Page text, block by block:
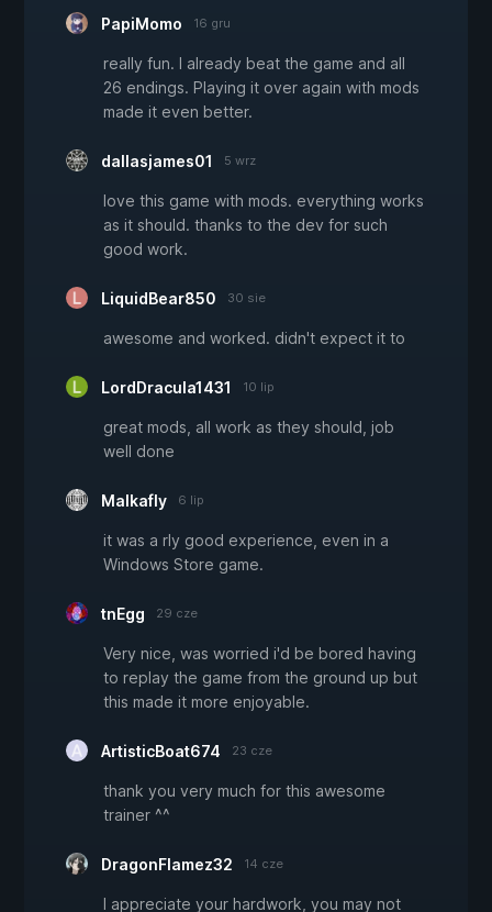
PapiMomo 16 gru
really fun. I already beat the game and all
26 endings. Playing it over again with mods
made it even better.
dallasjames01 5 wrz
love this game with mods. everything works
as it should. thanks to the dev for such
good work.
LiquidBear850 30 sie
awesome and worked. didn't expect it to
LordDracula1431 10 lip
great mods, all work as they should, job
well done
Malkafly 6 lip
it was a rly good experience, even in a
Windows Store game.
tnEgg 29 cze
Very nice, was worried i'd be bored having
to replay the game from the ground up but
this made it more enjoyable.
ArtisticBoat674 23 cze
thank you very much for this awesome
trainer ^^
DragonFlamez32 14 cze
I appreciate your hardwork, you may not